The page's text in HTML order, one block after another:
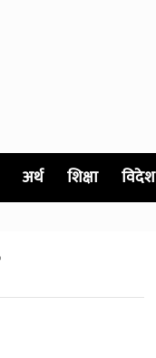
अर्थ शिक्षा विदेश